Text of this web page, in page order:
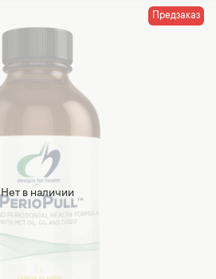
Нет в наличии
Предзаказ